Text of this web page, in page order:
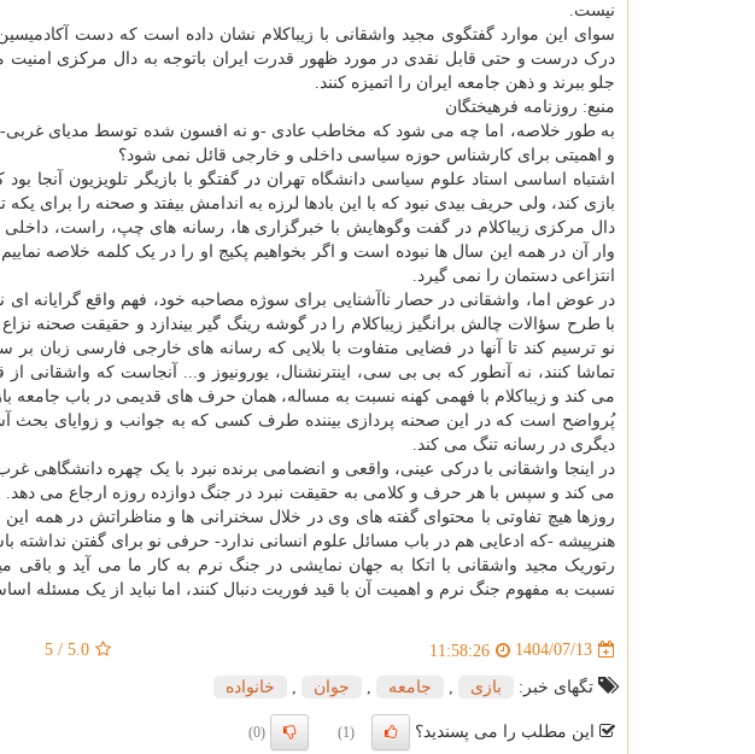
نیست.
سوای این موارد گفتگوی مجید واشقانی با زیباکلام نشان داده است که دست
درک درست و حتی قابل نقدی در مورد ظهور قدرت ایران باتوجه به دال مرکزی امنیت
جلو ببرند و ذهن جامعه ایران را اتمیزه کنند.
منبع: روزنامه فرهیختگان
به طور خلاصه، اما چه می شود که مخاطب عادی -و نه افسون شده توسط مدیای غربی- در
و اهمیتی برای کارشناس حوزه سیاسی داخلی و خارجی قائل نمی شود؟
اشتباه اساسی استاد علوم سیاسی دانشگاه تهران در گفتگو با بازیگر تلویزیون
بازی کند، ولی حریف بیدی نبود که با این بادها لرزه به اندامش بیفتد و صحنه را برای یکه
دال مرکزی زیباکلام در گفت وگوهایش با خبرگزاری ها، رسانه های چپ، راست،
وار آن در همه این سال ها نبوده است و اگر بخواهیم پکیج او را در یک کلمه خلاصه
انتزاعی دستمان را نمی گیرد.
در عوض اما، واشقانی در حصار ناآشنایی برای سوژه مصاحبه خود، فهم واقع گرایانه
با طرح سؤالات چالش برانگیز زیباکلام را در گوشه رینگ گیر بیندازد و حقیقت صحنه
نو ترسیم کند تا آنها در فضایی متفاوت با بلایی که رسانه های خارجی فارسی زبان
تماشا کنند، نه آنطور که بی بی سی، اینترنشنال، یورونیوز و... آنجاست که واشقانی
می کند و زیباکلام با فهمی کهنه نسبت به مساله، همان حرف های قدیمی در باب جامعه
پُرواضح است که در این صحنه پردازی بیننده طرف کسی که به جوانب و زوایای بحث
دیگری در رسانه تنگ می کند.
در اینجا واشقانی با درکی عینی، واقعی و انضمامی برنده نبرد با یک چهره دانشگاهی
می کند و سپس با هر حرف و کلامی به حقیقت نبرد در جنگ دوازده روزه ارجاع می دهد.
روزها هیچ تفاوتی با محتوای گفته های وی در خلال سخنرانی ها و مناظراتش در همه
هنرپیشه -که ادعایی هم در باب مسائل علوم انسانی ندارد- حرفی نو برای گفتن نداشته
رتوریک مجید واشقانی با اتکا به جهان نمایشی در جنگ نرم به کار ما می آید و
نسبت به مفهوم جنگ نرم و اهمیت آن با قید فوریت دنبال کنند، اما نباید از یک مسئله
1404/07/13
11:58:26
5.0
/
5
تگهای خبر: بازی جامعه جوان خانواده
این مطلب را می پسندید؟ (1)
(0)